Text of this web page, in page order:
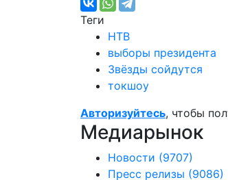
Теги
НТВ
выборы президента
Звёзды сойдутся
токшоу
Авторизуйтесь, чтобы
Медиарынок
Новости (9707)
Пресс релизы (9086)